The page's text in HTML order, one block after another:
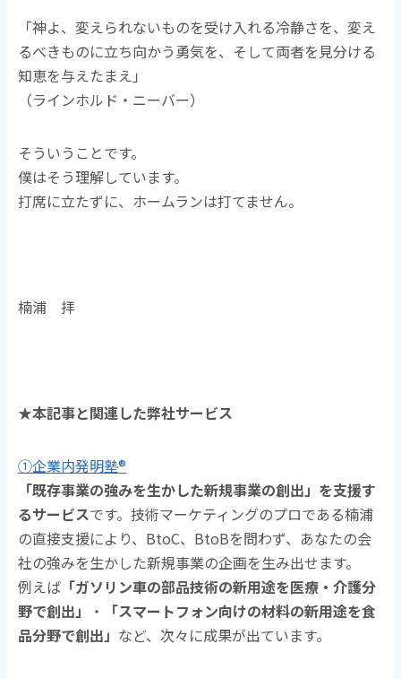
「神よ、変えられないものを受け入れる冷静さを、変え
るべきものに立ち向かう勇気を、そして両者を見分ける
知恵を与えたまえ」
（ラインホルド・ニーバー）
そういうことです。
僕はそう理解しています。
打席に立たずに、ホームランは打てません。
楠浦 拝
★本記事と関連した弊社サービス
①企業内発明塾®
「既存事業の強みを生かした新規事業の創出」を支援す
るサービスです。技術マーケティングのプロである楠浦
の直接支援により、BtoC、BtoBを問わず、あなたの会
社の強みを生かした新規事業の企画を生み出せます。
例えば 「ガソリン車の部品技術の新用途を医療・介護分
野で創出」
・
「スマートフォン向けの材料の新用途を食
品分野で創出」 など、次々に成果が出ています。